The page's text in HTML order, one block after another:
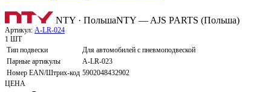
NTY · ПольшаNTY — AJS PARTS (Польша)
Артикул: A-LR-024
1 ШТ
Тип подвески
Для автомобилей с пневмоподвеской
Парные артикулы
A-LR-023
Номер EAN/Штрих-код 5902048432902
ЦЕНА